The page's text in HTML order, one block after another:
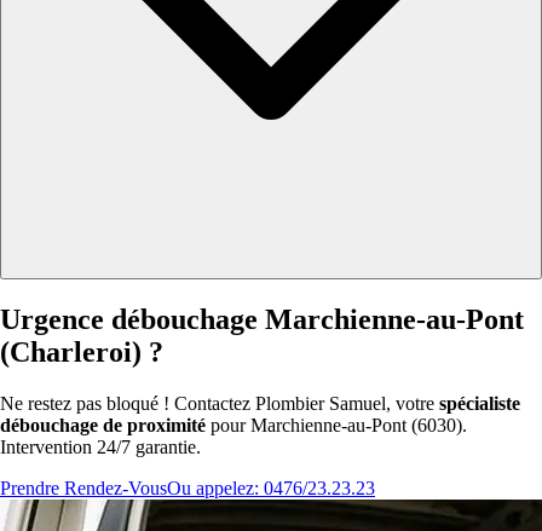
Urgence débouchage Marchienne-au-Pont
(Charleroi) ?
Ne restez pas bloqué ! Contactez Plombier Samuel, votre spécialiste
débouchage de proximité pour Marchienne-au-Pont (6030).
Intervention 24/7 garantie.
Prendre Rendez-VousOu appelez: 0476/23.23.23